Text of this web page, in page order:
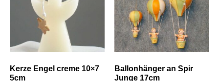
Kerze Engel creme 10×7
5cm
Ballonhänger an Spir
Junge 17cm